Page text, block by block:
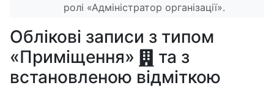
ролі «Адміністратор організації».
Облікові записи з типом
«Приміщення»
та з
встановленою відміткою